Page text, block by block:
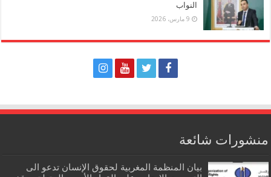
النواب
9 مارس، 2026
منشورات شائعة
بيان المنظمة المغربية لحقوق الإنسان تدعو الى